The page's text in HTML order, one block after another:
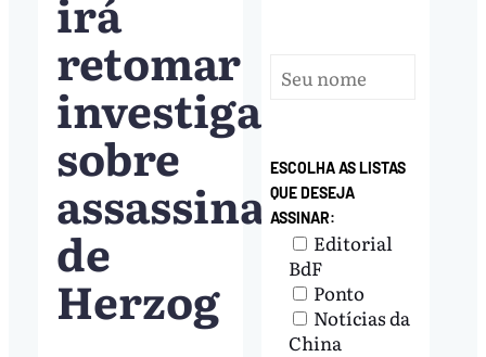
retomar
investigações
sobre
assassinato
de
Herzog
ESCOLHA AS LISTAS
QUE DESEJA
ASSINAR:
Editorial
BdF
Ponto
Notícias da
China